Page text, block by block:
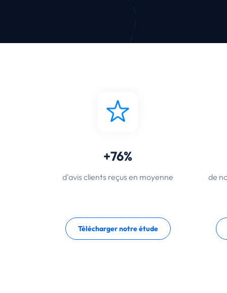
+76%
d'avis clients reçus en moyenne
Télécharger notre étude
de